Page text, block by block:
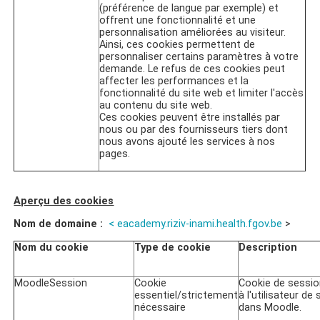
(préférence de langue par exemple) et
offrent une fonctionnalité et une
personnalisation améliorées au visiteur.
Ainsi, ces cookies permettent de
personnaliser certains paramètres à votre
demande. Le refus de ces cookies peut
affecter les performances et la
fonctionnalité du site web et limiter l'accès
au contenu du site web.
Ces cookies peuvent être installés par
nous ou par des fournisseurs tiers dont
nous avons ajouté les services à nos
pages.
Aperçu des cookies
Nom de domaine : < eacademy.riziv-inami.health.fgov.be >
Nom du cookie
Type de cookie Description
MoodleSession
Cookie
essentiel/strictement
nécessaire
Cookie de
à l'utilisateur de
dans Moodle.